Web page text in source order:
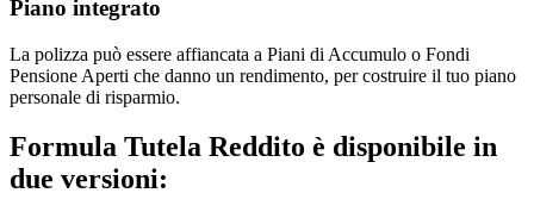
Piano integrato
La polizza può essere affiancata a Piani di Accumulo o Fondi
Pensione Aperti che danno un rendimento, per costruire il tuo piano
personale di risparmio.
Formula Tutela Reddito è disponibile in
due versioni: